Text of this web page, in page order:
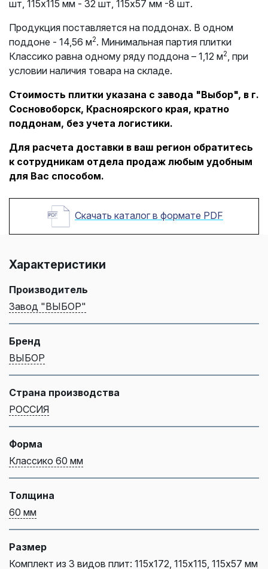
шт, 115х115 мм - 32 шт, 115х57 мм -8 шт.
Продукция поставляется на поддонах. В одном
поддоне - 14,56 м2. Минимальная партия плитки
Классико равна одному ряду поддона – 1,12 м2 , при
условии наличия товара на складе.
Стоимость плитки указана с завода "Выбор", в г.
Сосновоборск, Красноярского края, кратно
поддонам, без учета логистики.
Для расчета доставки в ваш регион обратитесь
к сотрудникам отдела продаж любым удобным
для Вас способом.
Скачать каталог в формате PDF
Характеристики
Производитель
Завод "ВЫБОР"
Бренд
ВЫБОР
Страна производства
РОССИЯ
Форма
Классико 60 мм
Толщина
60 мм
Размер
Комплект из 3 видов плит: 115х172, 115х115, 115х57 мм